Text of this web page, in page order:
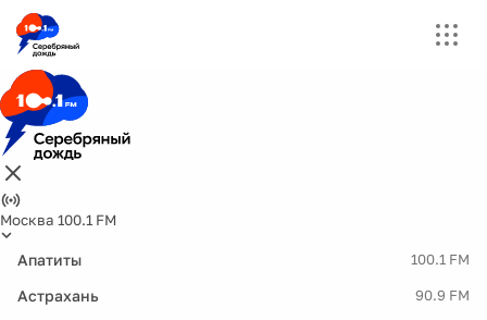
Москва 100.1 FM
Апатиты 100.1 FM
Астрахань 90.9 FM